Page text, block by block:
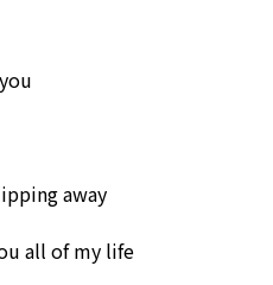
away
all of my life